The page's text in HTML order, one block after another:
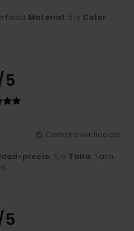
Material: 5 /5 Color:
Compra verificada
precio: 5/5 Talla: Talla
/5